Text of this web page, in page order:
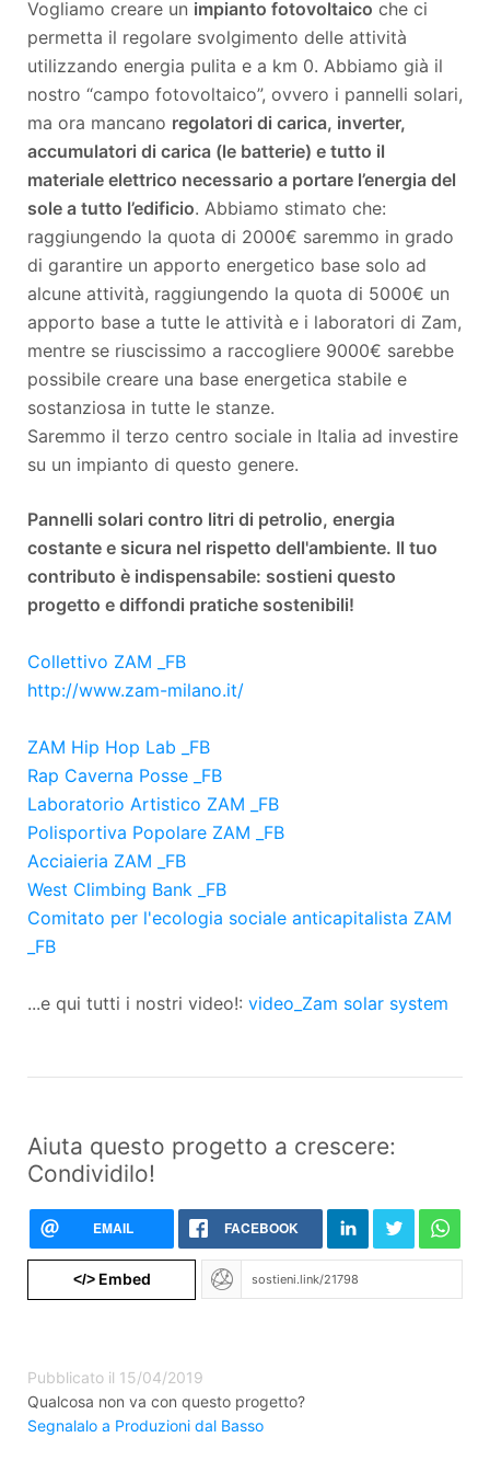
Vogliamo creare un impianto fotovoltaico che ci
permetta il regolare svolgimento delle attività
utilizzando energia pulita e a km 0. Abbiamo già il
nostro “campo fotovoltaico”, ovvero i pannelli solari,
ma ora mancano regolatori di carica, inverter,
accumulatori di carica (le batterie) e tutto il
materiale elettrico necessario a portare l’energia del
sole a tutto l’edificio. Abbiamo stimato che:
raggiungendo la quota di 2000€ saremmo in grado
di garantire un apporto energetico base solo ad
alcune attività, raggiungendo la quota di 5000€ un
apporto base a tutte le attività e i laboratori di Zam,
mentre se riuscissimo a raccogliere 9000€ sarebbe
possibile creare una base energetica stabile e
sostanziosa in tutte le stanze.
Saremmo il terzo centro sociale in Italia ad investire
su un impianto di questo genere.
Pannelli solari contro litri di petrolio, energia
costante e sicura nel rispetto dell'ambiente. Il tuo
contributo è indispensabile: sostieni questo
progetto e diffondi pratiche sostenibili!
Collettivo ZAM _FB
http://www.zam-milano.it/
ZAM Hip Hop Lab _FB
Rap Caverna Posse _FB
Laboratorio Artistico ZAM _FB
Polisportiva Popolare ZAM _FB
Acciaieria ZAM _FB
West Climbing Bank _FB
Comitato per l'ecologia sociale anticapitalista ZAM
_FB
...e qui tutti i nostri video!: video_Zam solar system
Aiuta questo progetto a crescere:
Condividilo!
EMAIL FACEBOOK
</>Embed
Pubblicato il 15/04/2019
Qualcosa non va con questo progetto?
Segnalalo a Produzioni dal Basso